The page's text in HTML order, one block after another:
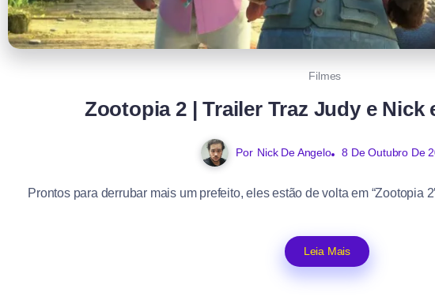
Filmes
Zootopia 2 | Trailer Traz Judy e Nick
Por Nick De Angelo 8 De Outubro De
Prontos para derrubar mais um prefeito, eles estão de volta em “Zootopia
Leia Mais